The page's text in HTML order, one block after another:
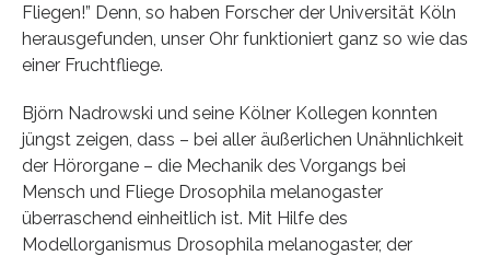
Fliegen!” Denn, so haben Forscher der Universität Köln
herausgefunden, unser Ohr funktioniert ganz so wie das
einer Fruchtfliege.
Björn Nadrowski und seine Kölner Kollegen konnten
jüngst zeigen, dass – bei aller äußerlichen Unähnlichkeit
der Hörorgane – die Mechanik des Vorgangs bei
Mensch und Fliege Drosophila melanogaster
überraschend einheitlich ist. Mit Hilfe des
Modellorganismus Drosophila melanogaster, der